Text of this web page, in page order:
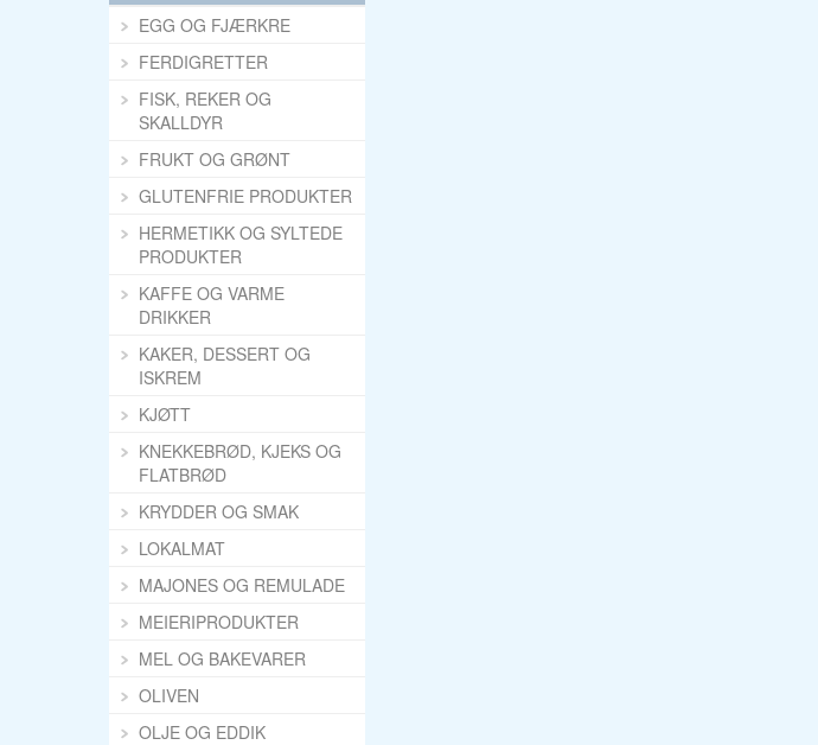
EGG OG FJÆRKRE
FERDIGRETTER
FISK, REKER OG
SKALLDYR
FRUKT OG GRØNT
GLUTENFRIE PRODUKTER
HERMETIKK OG SYLTEDE
PRODUKTER
KAFFE OG VARME
DRIKKER
KAKER, DESSERT OG
ISKREM
KJØTT
KNEKKEBRØD, KJEKS OG
FLATBRØD
KRYDDER OG SMAK
LOKALMAT
MAJONES OG REMULADE
MEIERIPRODUKTER
MEL OG BAKEVARER
OLIVEN
OLJE OG EDDIK